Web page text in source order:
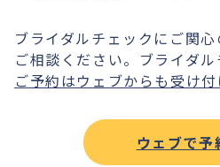
ブライダルチェックにご関
ご相談ください。ブライダ
ご予約はウェブからも受け付
ウェブで予